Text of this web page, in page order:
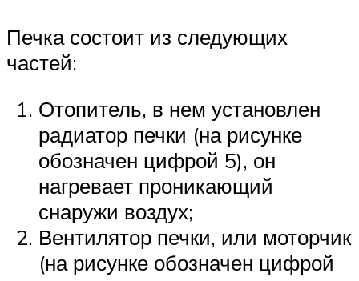
Печка состоит из следующих
частей:
Отопитель, в нем установлен
радиатор печки (на рисунке
обозначен цифрой 5), он
нагревает проникающий
снаружи воздух;
Вентилятор печки, или моторчик
(на рисунке обозначен цифрой